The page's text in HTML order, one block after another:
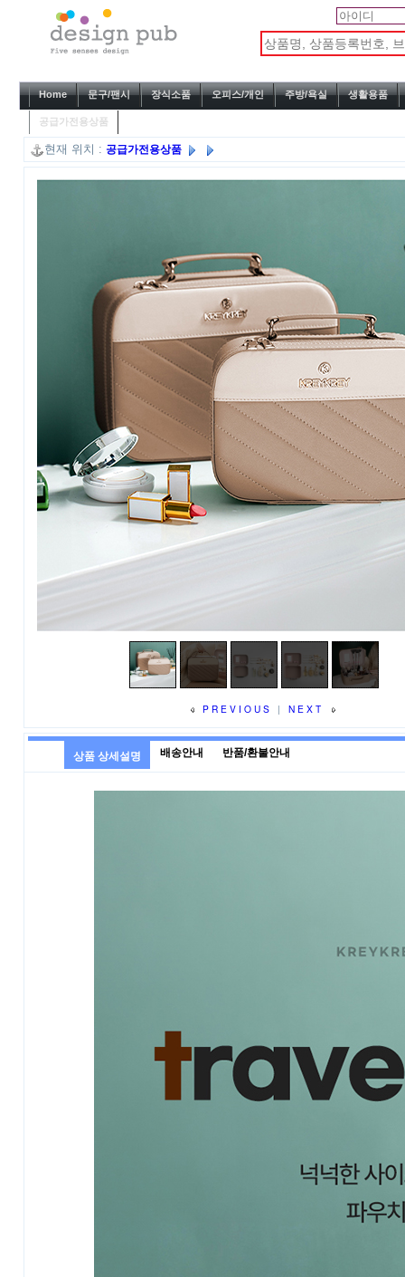
Home 문구/팬시 장식소품 오피스/개인 주방/욕실 생활용품
공급가전용상품
현재 위치 : 공급가전용상품
PREVIOUS | NEXT
상품 상세설명 배송안내 반품/환불안내